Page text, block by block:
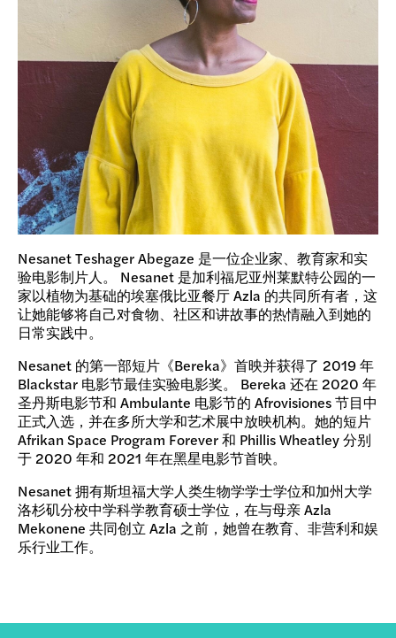
Nesanet Teshager Abegaze 是一位企业家、教育家和实
验电影制片人。 Nesanet 是加利福尼亚州莱默特公园的一
家以植物为基础的埃塞俄比亚餐厅 Azla 的共同所有者，这
让她能够将自己对食物、社区和讲故事的热情融入到她的
日常实践中。
Nesanet 的第一部短片《Bereka》首映并获得了 2019 年
Blackstar 电影节最佳实验电影奖。 Bereka 还在 2020 年
圣丹斯电影节和 Ambulante 电影节的 Afrovisiones 节目中
正式入选，并在多所大学和艺术展中放映机构。她的短片
Afrikan Space Program Forever 和 Phillis Wheatley 分别
于 2020 年和 2021 年在黑星电影节首映。
Nesanet 拥有斯坦福大学人类生物学学士学位和加州大学
洛杉矶分校中学科学教育硕士学位，在与母亲 Azla
Mekonene 共同创立 Azla 之前，她曾在教育、非营利和娱
乐行业工作。